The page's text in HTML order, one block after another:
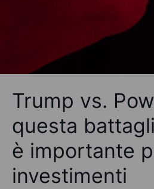
Trump vs.
questa
è importante
investimenti